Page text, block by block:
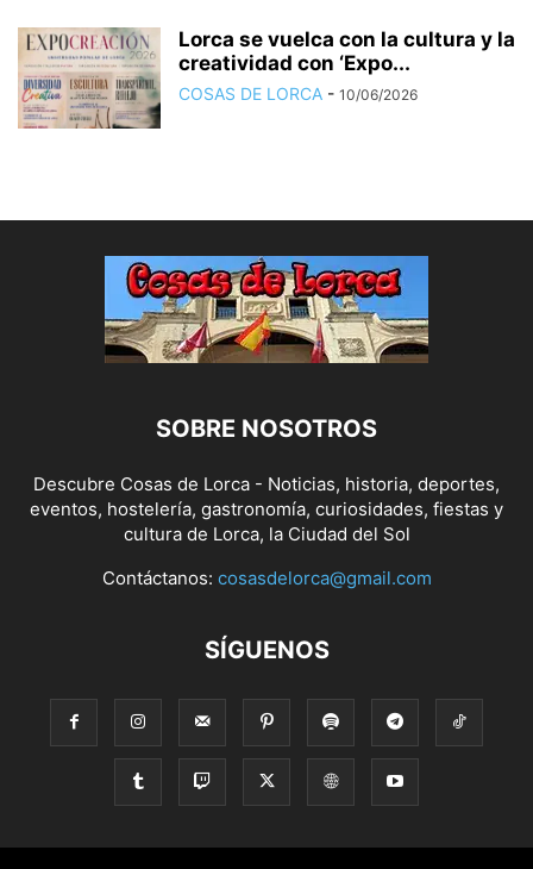
Lorca se vuelca con la cultura y la
creatividad con ‘Expo...
COSAS DE LORCA - 10/06/2026
SOBRE NOSOTROS
Descubre Cosas de Lorca - Noticias, historia, deportes,
eventos, hostelería, gastronomía, curiosidades, fiestas y
cultura de Lorca, la Ciudad del Sol
Contáctanos: cosasdelorca@gmail.com
SÍGUENOS